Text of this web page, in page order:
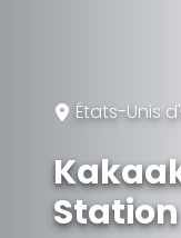
États-Unis
Station